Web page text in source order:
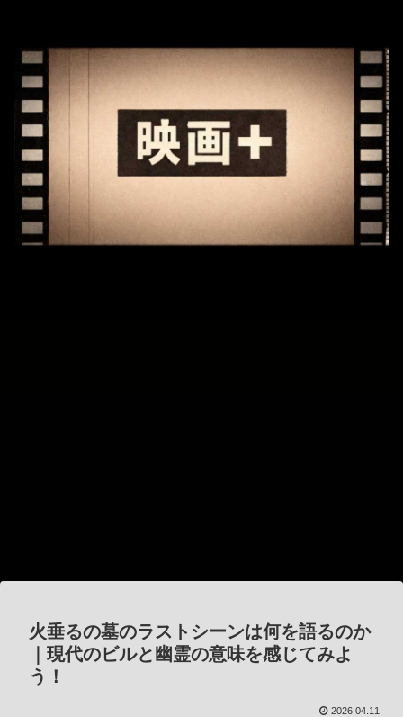
火垂るの墓のラストシーンは何を語るのか
｜現代のビルと幽霊の意味を感じてみよ
う！
2026.04.11